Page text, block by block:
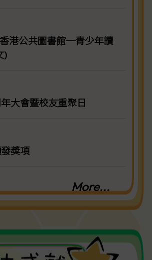
港公共圖書館─青少年讀
)
大會暨校友重聚日
獎項
More...